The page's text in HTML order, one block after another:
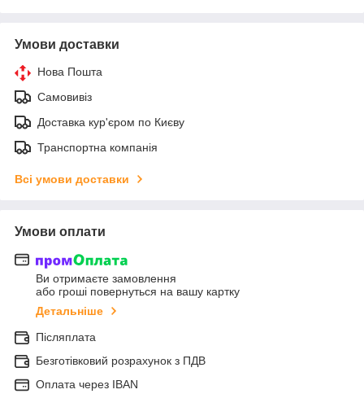
Умови доставки
Нова Пошта
Самовивіз
Доставка кур'єром по Києву
Транспортна компанія
Всі умови доставки
Умови оплати
Ви отримаєте замовлення
або гроші повернуться на вашу картку
Детальніше
Післяплата
Безготівковий розрахунок з ПДВ
Оплата через IBAN